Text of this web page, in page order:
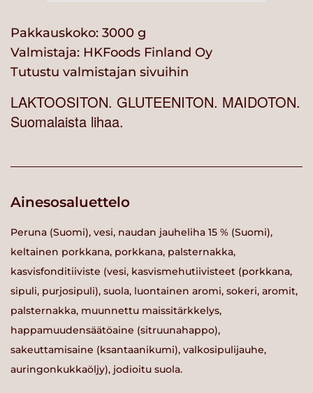
Pakkauskoko: 3000 g
Valmistaja: HKFoods Finland Oy
Tutustu valmistajan sivuihin
LAKTOOSITON. GLUTEENITON. MAIDOTON.
Suomalaista lihaa.
Ainesosaluettelo
Peruna (Suomi), vesi, naudan jauheliha 15 % (Suomi),
keltainen porkkana, porkkana, palsternakka,
kasvisfonditiiviste (vesi, kasvismehutiivisteet (porkkana,
sipuli, purjosipuli), suola, luontainen aromi, sokeri, aromit,
palsternakka, muunnettu maissitärkkelys,
happamuudensäätöaine (sitruunahappo),
sakeuttamisaine (ksantaanikumi), valkosipulijauhe,
auringonkukkaöljy), jodioitu suola.